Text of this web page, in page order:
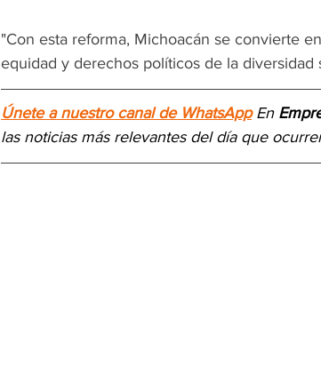
"Con esta reforma, Michoacán se convierte
equidad y derechos políticos de la diversidad
Únete a nuestro canal de WhatsApp En
las noticias más relevantes del día que